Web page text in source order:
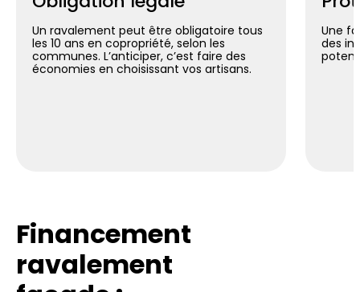
Un ravalement peut être obligatoire tous
les 10 ans en copropriété, selon les
communes. L’anticiper, c’est faire des
économies en choisissant vos artisans.
Une
des
Financement
ravalement